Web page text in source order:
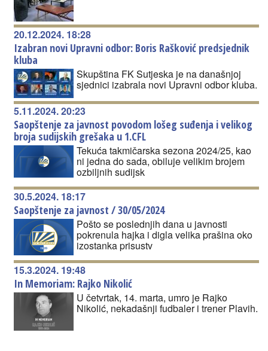
20.12.2024. 18:28
Izabran novi Upravni odbor: Boris Rašković predsjednik
kluba
Skupština FK Sutjeska je na današnjoj
sjednici izabrala novi Upravni odbor kluba.
5.11.2024. 20:23
Saopštenje za javnost povodom lošeg suđenja i velikog
broja sudijskih grešaka u 1.CFL
Tekuća takmičarska sezona 2024/25, kao
ni jedna do sada, obiluje velikim brojem
ozbiljnih sudijsk
30.5.2024. 18:17
Saopštenje za javnost / 30/05/2024
Pošto se poslednjih dana u javnosti
pokrenula hajka i digla velika prašina oko
izostanka prisustv
15.3.2024. 19:48
In Memoriam: Rajko Nikolić
U četvrtak, 14. marta, umro je Rajko
Nikolić, nekadašnji fudbaler i trener Plavih.